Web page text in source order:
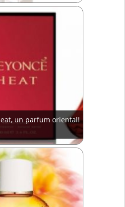
un parfum oriental!